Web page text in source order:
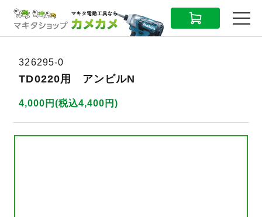
CART MENU
326295-0
TD0220用 アンビルN
4,000円(税込4,400円)